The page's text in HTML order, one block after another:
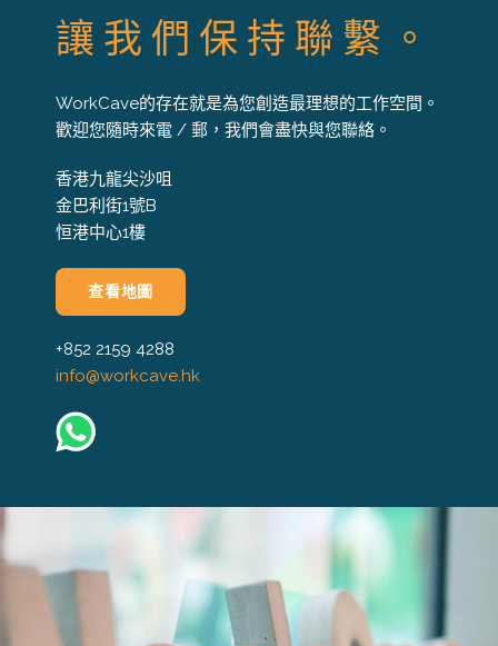
讓我們保持聯繫。
WorkCave的存在就是為您創造最理想的工作空間。
歡迎您隨時來電 / 郵，我們會盡快與您聯絡。
香港九龍尖沙咀
金巴利街1號B
恒港中心1樓
查看地圖
+852 2159 4288
info@workcave.hk